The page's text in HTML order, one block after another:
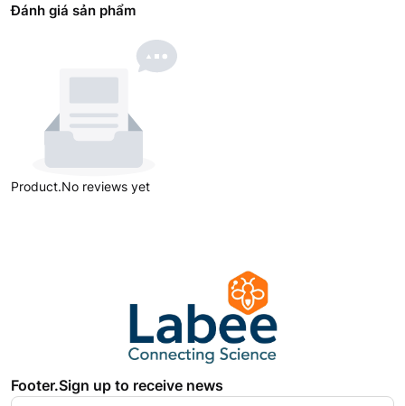
Đánh giá sản phẩm
Product.No reviews yet
Footer.Sign up to receive news